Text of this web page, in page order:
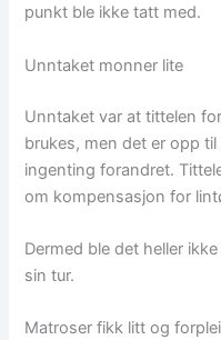
punkt ble ikke tatt med.
Unntaket monner lite
Unntaket var at tittelen
brukes, men det er opp
ingenting forandret.
om kompensasjon for
Dermed ble det heller
sin tur.
Matroser fikk litt og